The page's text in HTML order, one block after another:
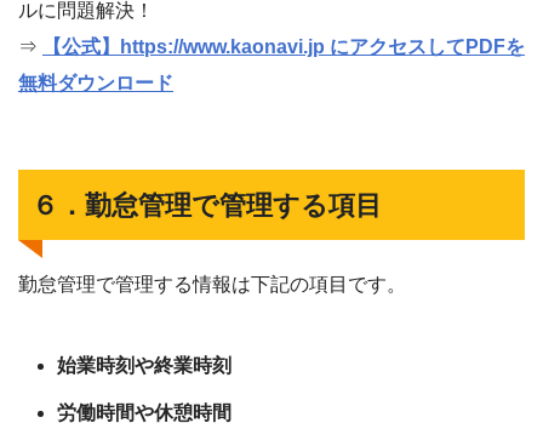
ルに問題解決！
⇒
【公式】https://www.kaonavi.jp にアクセスしてPDFを
無料ダウンロード
６．勤怠管理で管理する項目
勤怠管理で管理する情報は下記の項目です。
始業時刻や終業時刻
労働時間や休憩時間